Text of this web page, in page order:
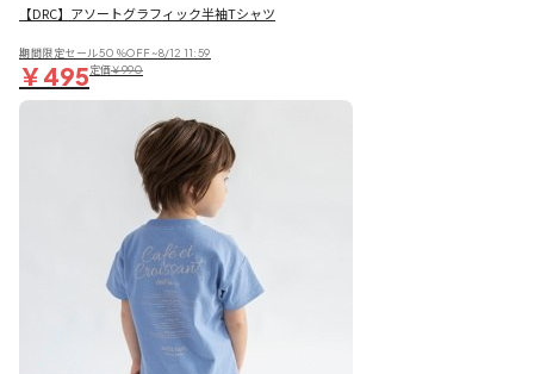
【DRC】アソートグラフィック半袖Tシャツ
期間限定セール50％OFF~8/12 11:59
￥495定価￥990